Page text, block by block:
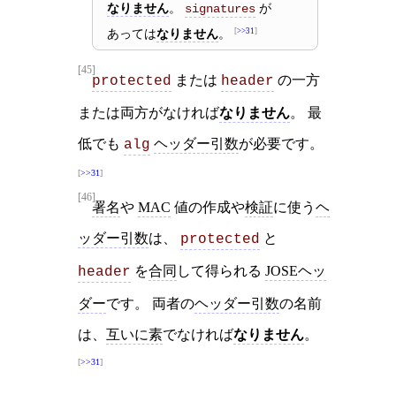
なりません。 signatures が
あってはなりません。 >>31
[45]
protected または header の一方
または両方がなければなりません。 最
低でも alg ヘッダー引数が必要です。
>>31
[46]
署名や MAC 値の作成や検証に使う ヘ
ッダー引数は、 protected と
header を合同 して得られる JOSEヘッ
ダーです。 両者のヘッダー引数の名前
は、 互いに素でなければなりません。
>>31